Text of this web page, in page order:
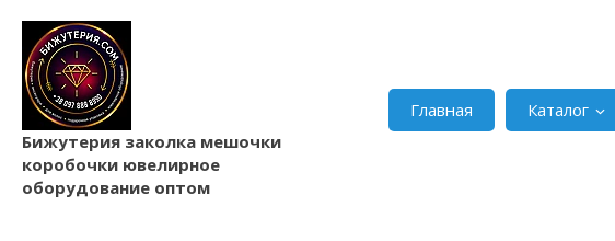
Бижутерия заколка мешочки
коробочки ювелирное
оборудование оптом
Главная Каталог